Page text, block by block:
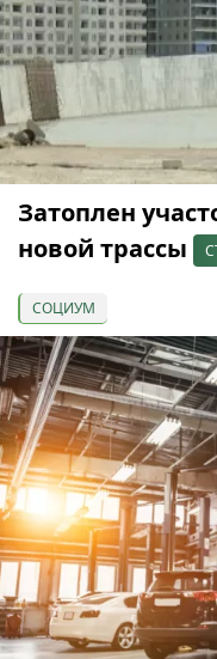
Затоплен
новой трассы
СОЦИУМ